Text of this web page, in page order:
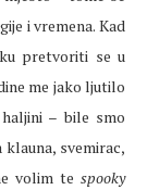
i vremena. Kad
pretvoriti se u
me jako ljutilo
– bile smo
svemirac,
volim te spooky